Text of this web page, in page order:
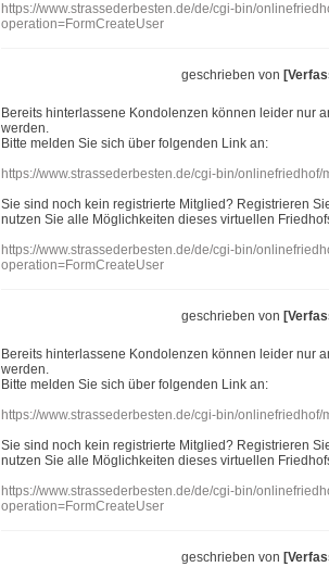
https://www.strassederbesten.de/de/cgi-bin/
operation=FormCreateUser
geschrieben von
Bereits hinterlassene Kondolenzen können leider nur
werden.
Bitte melden Sie sich über folgenden Link an:
https://www.strassederbesten.de/cgi-bin/
Sie sind noch kein registrierte Mitglied? Registrieren
nutzen Sie alle Möglichkeiten dieses virtuellen
https://www.strassederbesten.de/de/cgi-bin/
operation=FormCreateUser
geschrieben von
Bereits hinterlassene Kondolenzen können leider nur
werden.
Bitte melden Sie sich über folgenden Link an:
https://www.strassederbesten.de/cgi-bin/
Sie sind noch kein registrierte Mitglied? Registrieren
nutzen Sie alle Möglichkeiten dieses virtuellen
https://www.strassederbesten.de/de/cgi-bin/
operation=FormCreateUser
geschrieben von